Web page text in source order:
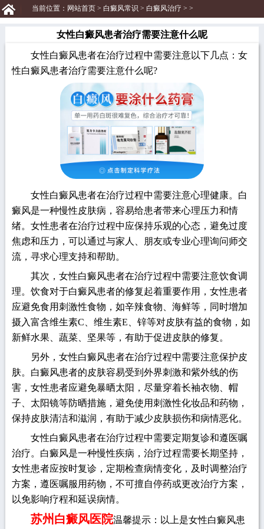
当前位置： 网站首页> 白癜风常识 > 白癜风治疗 > >
女性白癜风患者治疗需要注意什么呢
女性白癜风患者在治疗过程中需要注意以下几点：女
性白癜风患者治疗需要注意什么呢?
女性白癜风患者在治疗过程中需要注意心理健康。白
癜风是一种慢性皮肤病，容易给患者带来心理压力和情
绪。女性患者在治疗过程中应保持乐观的心态，避免过度
焦虑和压力，可以通过与家人、朋友或专业心理询问师交
流，寻求心理支持和帮助。
其次，女性白癜风患者在治疗过程中需要注意饮食调
理。饮食对于白癜风患者的修复起着重要作用，女性患者
应避免食用刺激性食物，如辛辣食物、海鲜等，同时增加
摄入富含维生素C、维生素E、锌等对皮肤有益的食物，如
新鲜水果、蔬菜、坚果等，有助于促进皮肤的修复。
另外，女性白癜风患者在治疗过程中需要注意保护皮
肤。白癜风患者的皮肤容易受到外界刺激和紫外线的伤
害，女性患者应避免暴晒太阳，尽量穿着长袖衣物、帽
子、太阳镜等防晒措施，避免使用刺激性化妆品和药物，
保持皮肤清洁和滋润，有助于减少皮肤损伤和病情恶化。
女性白癜风患者在治疗过程中需要定期复诊和遵医嘱
治疗。白癜风是一种慢性疾病，治疗过程需要长期坚持，
女性患者应按时复诊，定期检查病情变化，及时调整治疗
方案，遵医嘱服用药物，不可擅自停药或更改治疗方案，
以免影响疗程和延误病情。
苏州白癜风医院温馨提示：以上是女性白癜风患